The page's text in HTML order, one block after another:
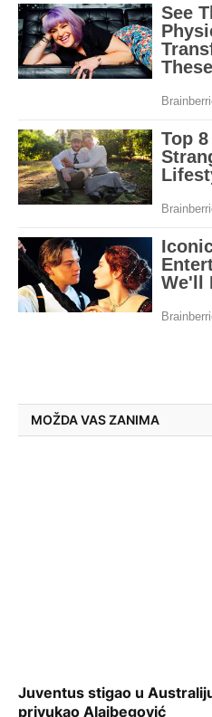
MOŽDA VAS ZANIMA
Juventus stigao u
privukao Alajbegović